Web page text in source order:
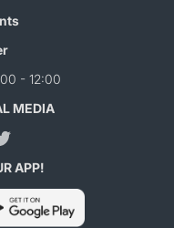
- 12:00
MEDIA
APP!